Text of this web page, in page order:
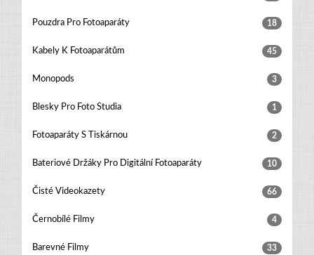
Pouzdra Pro Fotoaparáty 18
Kabely K Fotoaparátům 45
Monopods 3
Blesky Pro Foto Studia 1
Fotoaparáty S Tiskárnou 2
Bateriové Držáky Pro Digitální Fotoaparáty 10
Čisté Videokazety 66
Černobílé Filmy 4
Barevné Filmy 33